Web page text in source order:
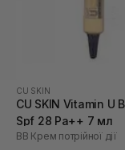
CU SKIN
CU SKIN Vitamin U
Spf 28 Pa++ 7 мл
BB Крем потрійної дії